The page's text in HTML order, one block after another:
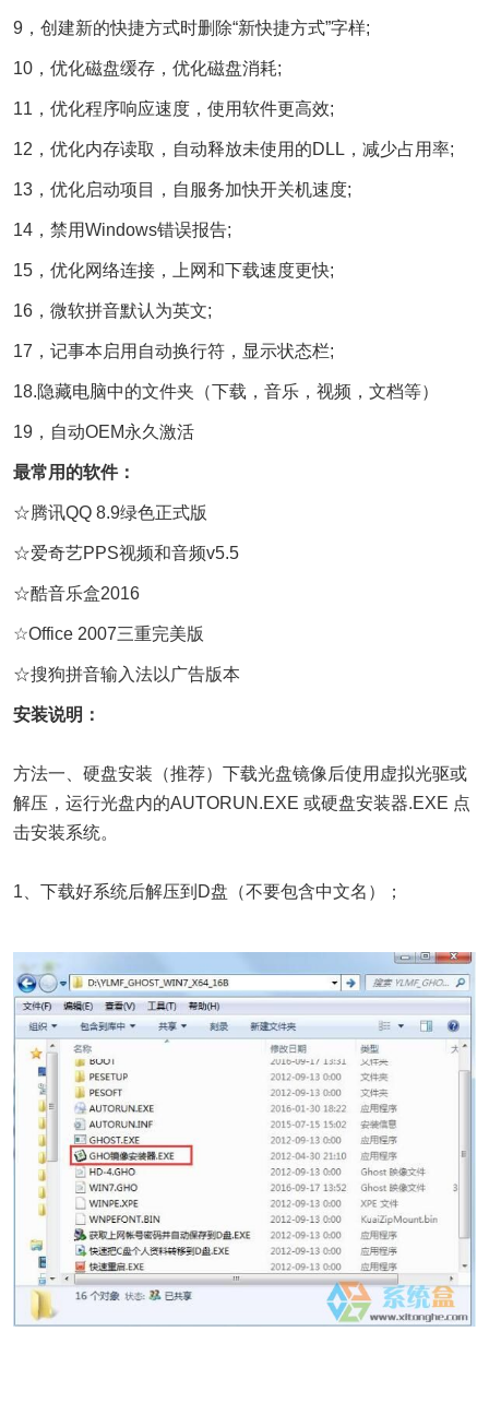
9，创建新的快捷方式时删除“新快捷方式”字样;
10，优化磁盘缓存，优化磁盘消耗;
11，优化程序响应速度，使用软件更高效;
12，优化内存读取，自动释放未使用的DLL，减少占用率;
13，优化启动项目，自服务加快开关机速度;
14，禁用Windows错误报告;
15，优化网络连接，上网和下载速度更快;
16，微软拼音默认为英文;
17，记事本启用自动换行符，显示状态栏;
18.隐藏电脑中的文件夹（下载，音乐，视频，文档等）
19，自动OEM永久激活
最常用的软件：
☆腾讯QQ 8.9绿色正式版
☆爱奇艺PPS视频和音频v5.5
☆酷音乐盒2016
☆Office 2007三重完美版
☆搜狗拼音输入法以广告版本
安装说明：
方法一、硬盘安装（推荐）下载光盘镜像后使用虚拟光驱或
解压，运行光盘内的AUTORUN.EXE 或硬盘安装器.EXE 点
击安装系统。
1、下载好系统后解压到D盘（不要包含中文名）；